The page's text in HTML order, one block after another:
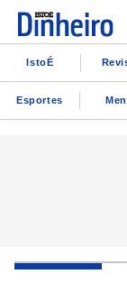
IstoÉ
Esportes